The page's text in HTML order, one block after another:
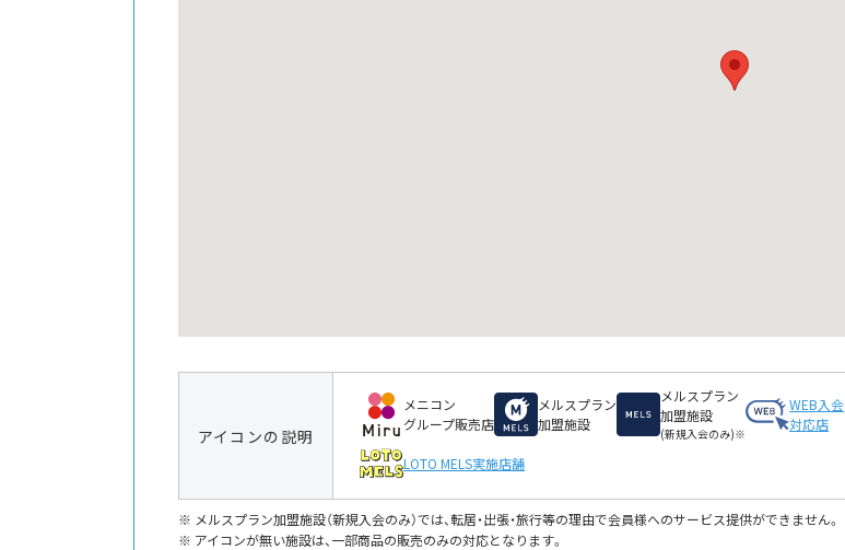
アイコンの説明
メニコン
グループ販売店
メルスプラン
加盟施設
メルスプラン
加盟施設
(新規入会のみ)※
WEB入会
対応店
LOTO MELS実施店舗
メルスプラン加盟施設（新規入会のみ）では、転居・出張・旅行等の理由で会員様へのサービス提供ができません。
アイコンが無い施設は、一部商品の販売のみの対応となります。